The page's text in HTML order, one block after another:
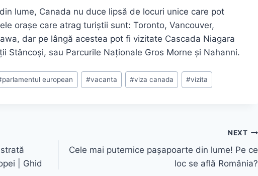
lume, Canada nu duce lipsă de locuri unice care pot
orașe care atrag turiștii sunt: Toronto, Vancouver,
dar pe lângă acestea pot fi vizitate Cascada Niagara
Stâncoși, sau Parcurile Naționale Gros Morne și Nahanni.
parlamentul european #vacanta #viza canada #vizita
| Ghid
NEXT
Cele mai puternice pașapoarte din lume! Pe ce
loc se află România?